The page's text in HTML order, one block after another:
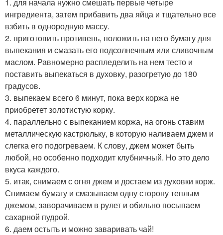
ингредиента, затем прибавить два яйца и тщательно все
взбить в однородную массу.
2. приготовить противень, положить на него бумагу для
выпекания и смазать его подсолнечным или сливочным
маслом. Равномерно распледелить на нем тесто и
поставить выпекаться в духовку, разогретую до 180
градусов.
3. выпекаем всего 6 минут, пока верх коржа не
приобретет золотистую корку.
4. параллельно с выпеканием коржа, на огонь ставим
металлическую кастрюльку, в которую наливаем джем и
слегка его подогреваем. К слову, джем может быть
любой, но особенно подходит клубничный. Но это дело
вкуса каждого.
5. итак, снимаем с огня джем и достаем из духовки корж.
Снимаем бумагу и смазываем одну сторону теплым
джемом, заворачиваем в рулет и обильно посыпаем
сахарной пудрой.
6. даем остыть и можно заваривать чай!